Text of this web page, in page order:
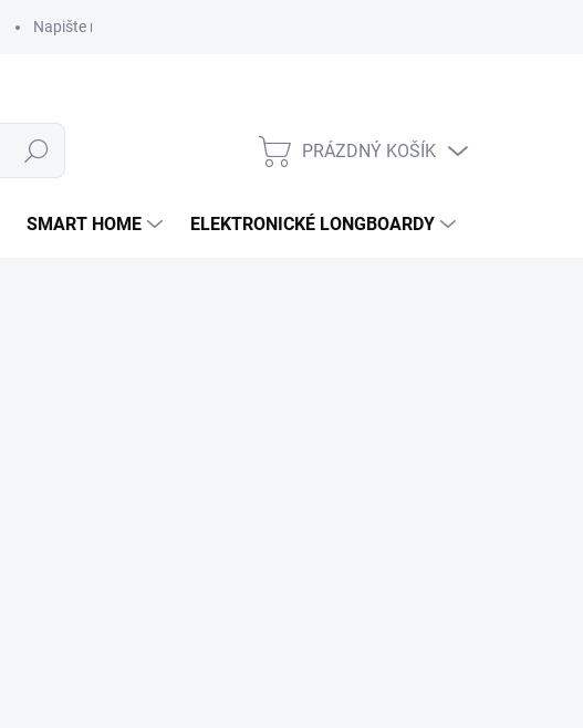
Napište nám
Hledat
NÁKUPNÍ
PRÁZDNÝ KOŠÍK
SMART HOME ELEKTRONICKÉ LONGBOARDY